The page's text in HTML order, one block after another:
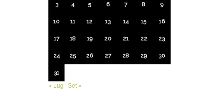
3 4 5 6 7 8 9
10 11 12 13 14 15 16
17 18 19 20 21 22 23
24 25 26 27 28 29 30
31
« Lug
Set »